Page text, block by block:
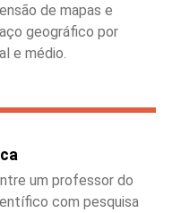
de mapas e
geográfico por
e médio.
um professor do
com pesquisa